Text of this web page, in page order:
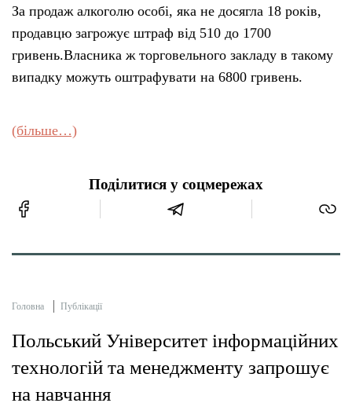
За продаж алкоголю особі, яка не досягла 18 років,
продавцю загрожує штраф від 510 до 1700
гривень.Власника ж торговельного закладу в такому
випадку можуть оштрафувати на 6800 гривень.
(більше…)
Поділитися у соцмережах
Головна Публікації
Польський Університет інформаційних
технологій та менеджменту запрошує
на навчання